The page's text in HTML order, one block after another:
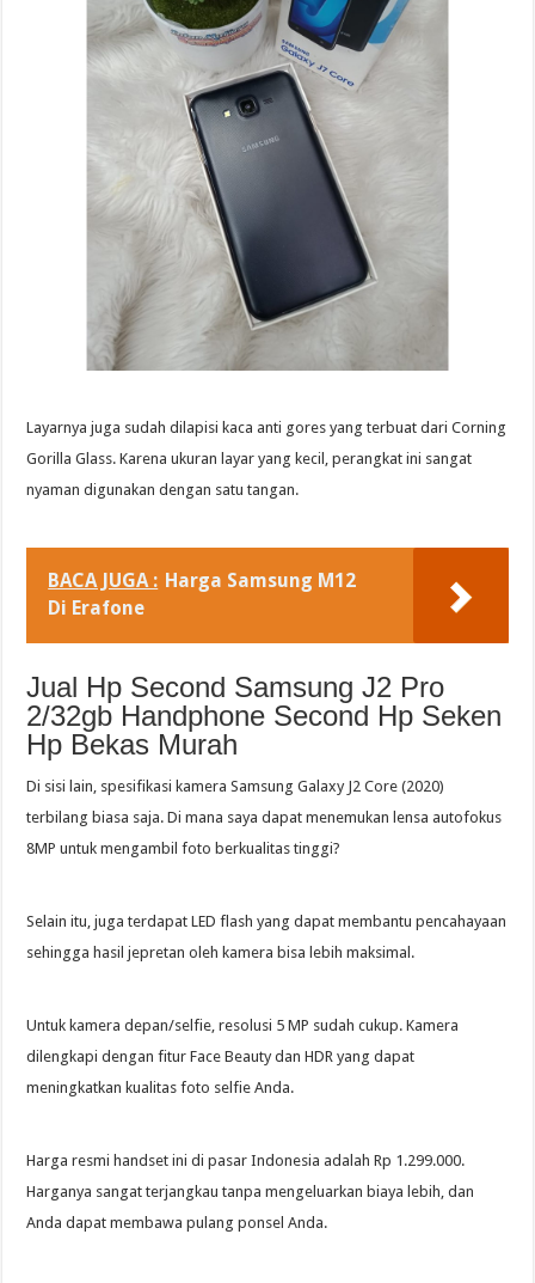
Layarnya juga sudah dilapisi kaca anti gores yang terbuat dari Corning
Gorilla Glass. Karena ukuran layar yang kecil, perangkat ini sangat
nyaman digunakan dengan satu tangan.
BACA JUGA : Harga Samsung M12
Di Erafone
Jual Hp Second Samsung J2 Pro
2/32gb Handphone Second Hp Seken
Hp Bekas Murah
Di sisi lain, spesifikasi kamera Samsung Galaxy J2 Core (2020)
terbilang biasa saja. Di mana saya dapat menemukan lensa autofokus
8MP untuk mengambil foto berkualitas tinggi?
Selain itu, juga terdapat LED flash yang dapat membantu pencahayaan
sehingga hasil jepretan oleh kamera bisa lebih maksimal.
Untuk kamera depan/selfie, resolusi 5 MP sudah cukup. Kamera
dilengkapi dengan fitur Face Beauty dan HDR yang dapat
meningkatkan kualitas foto selfie Anda.
Harga resmi handset ini di pasar Indonesia adalah Rp 1.299.000.
Harganya sangat terjangkau tanpa mengeluarkan biaya lebih, dan
Anda dapat membawa pulang ponsel Anda.